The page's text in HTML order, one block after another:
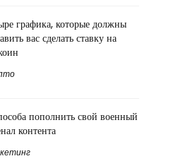
графика, которые должны
вас сделать ставку на
пополнить свой военный
контента